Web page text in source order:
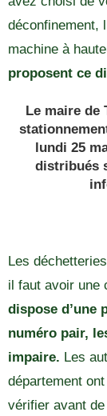
déconfinement,
machine à
proposent ce
Le maire de
lundi 25
distribués
Les
il faut avoir une
dispose d’une
numéro pair,
impaire. Les
département
vérifier avant